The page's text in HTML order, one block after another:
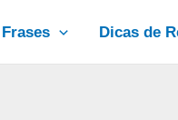
Frases Dicas de